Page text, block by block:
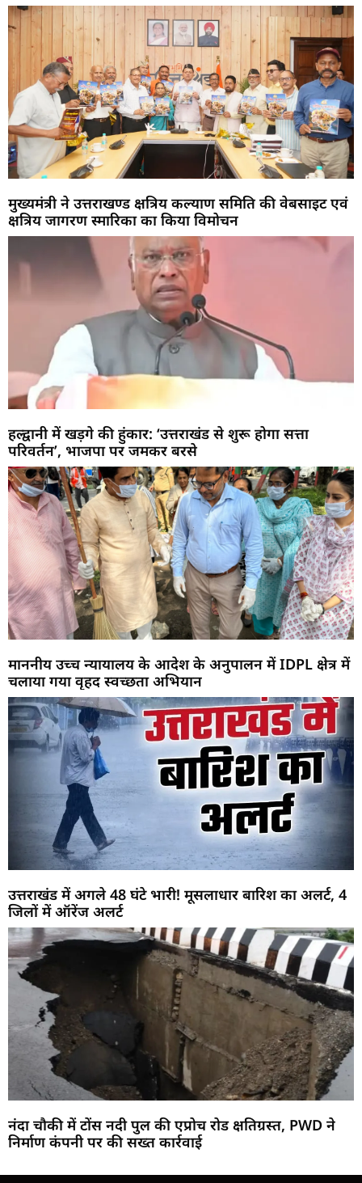
मुख्यमंत्री ने उत्तराखण्ड क्षत्रिय कल्याण समिति की वेबसाइट एवं
क्षत्रिय जागरण स्मारिका का किया विमोचन
हल्द्वानी में खड़गे की हुंकार: ‘उत्तराखंड से शुरू होगा सत्ता
परिवर्तन’, भाजपा पर जमकर बरसे
माननीय उच्च न्यायालय के आदेश के अनुपालन में IDPL क्षेत्र में
चलाया गया वृहद स्वच्छता अभियान
उत्तराखंड में अगले 48 घंटे भारी! मूसलाधार बारिश का अलर्ट, 4
जिलों में ऑरेंज अलर्ट
नंदा चौकी में टोंस नदी पुल की एप्रोच रोड क्षतिग्रस्त, PWD ने
निर्माण कंपनी पर की सख्त कार्रवाई